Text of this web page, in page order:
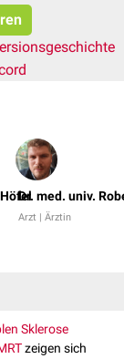
Dr. med. univ.
Arzt | Ärztin
Sklerose
zeigen sich